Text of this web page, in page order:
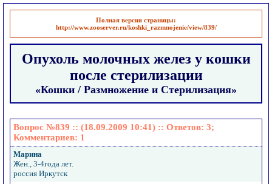
Полная версия страницы:
http://www.zooserver.ru/koshki_razmnojenie/view/839/
Опухоль молочных желез у кошки
после стерилизации
«Кошки / Размножение и Стерилизация»
Вопрос №839 :: (18.09.2009 10:41) :: Ответов: 3;
Комментариев: 1
Марина
Жен., 3-4года лет.
россия Иркутск